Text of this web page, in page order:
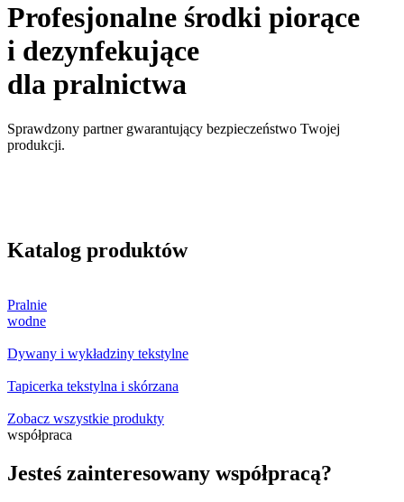
Profesjonalne środki piorące
i dezynfekujące
dla pralnictwa
Sprawdzony partner gwarantujący bezpieczeństwo Twojej
produkcji.
Katalog produktów
Pralnie
wodne
Dywany i wykładziny tekstylne
Tapicerka tekstylna i skórzana
Zobacz wszystkie produkty
współpraca
Jesteś zainteresowany współpracą?